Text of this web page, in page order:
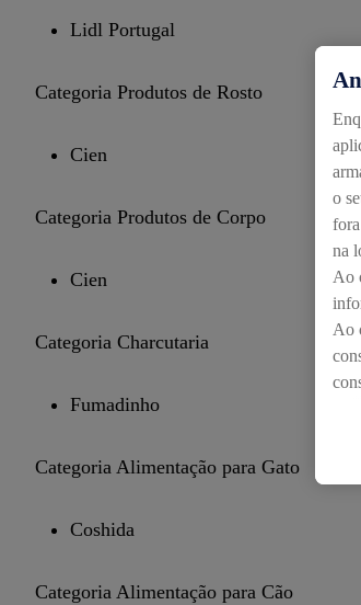
Lidl Portugal
Categoria Produtos de Rosto
Cien
Categoria Produtos de Corpo
Cien
Categoria Charcutaria
Fumadinho
Categoria Alimentação para Gato
Coshida
Categoria Alimentação para Cão
o
na
Ao
Ao